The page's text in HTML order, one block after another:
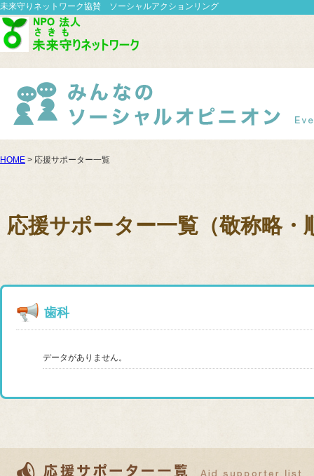
未来守りネットワーク協賛 ソーシャルアクションリング
HOME > 応援サポーター一覧
応援サポーター一覧（敬称略・
歯科
データがありません。